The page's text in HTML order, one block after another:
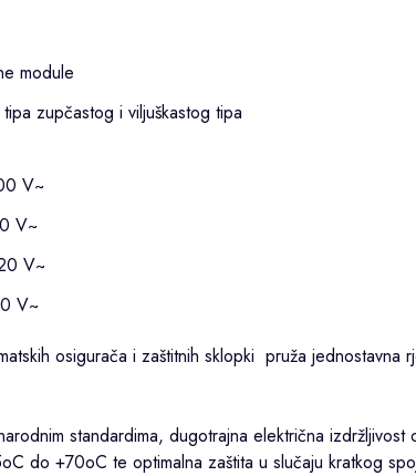
module
zupčastog i viljuškastog tipa
V~
V~
V~
V~
osigurača i zaštitnih sklopki pruža jednostavna
standardima, dugotrajna električna
do +70oC te optimalna zaštita u slučaju kratkog